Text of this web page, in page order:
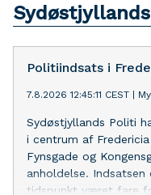
Politiindsats i
7.8.2026 12:45:11 CEST
Sydøstjyllands Politi
i centrum af
Fynsgade og
anholdelse.
tidspunkt været fare